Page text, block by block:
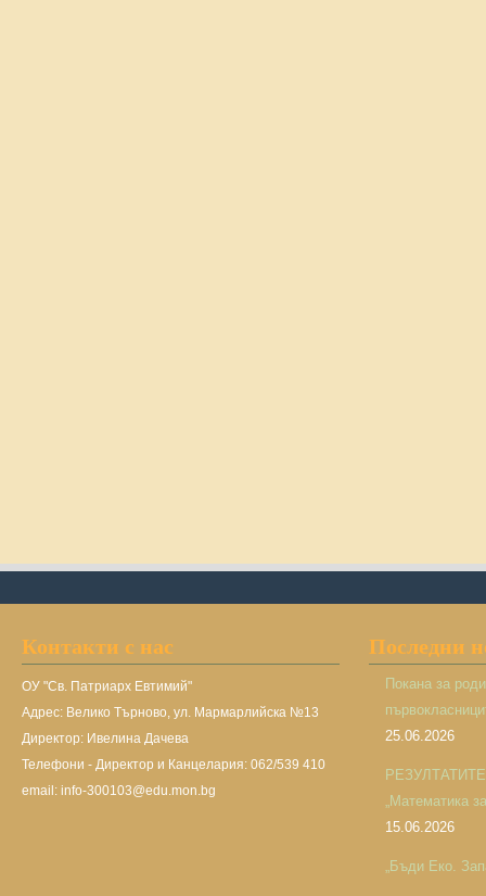
Контакти с нас
ОУ "Св. Патриарх Евтимий"
Адрес: Велико Търново, ул. Мармарлийска №13
Директор: Ивелина Дачева
Телефони - Директор и Канцелария: 062/539 410
email: info-300103@edu.mon.bg
Последни
Покана за
25.06.2026
РЕЗУЛТАТИТЕ
„Математика
15.06.2026
„Бъди Еко.